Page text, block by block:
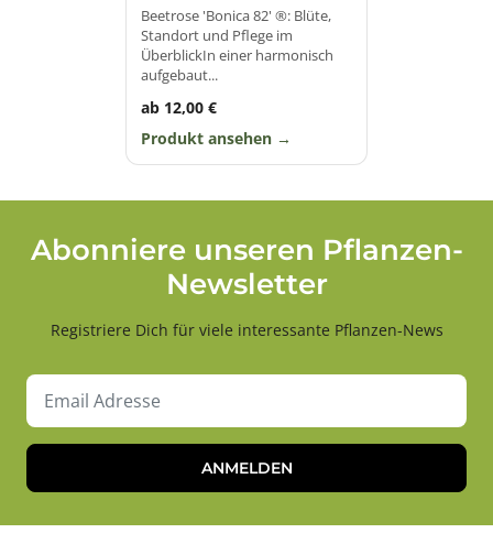
Beetrose 'Bonica 82' ®: Blüte,
Standort und Pflege im
ÜberblickIn einer harmonisch
aufgebaut...
ab 12,00 €
Produkt ansehen
Abonniere unseren Pflanzen-
Newsletter
Registriere Dich für viele interessante Pflanzen-News
ANMELDEN